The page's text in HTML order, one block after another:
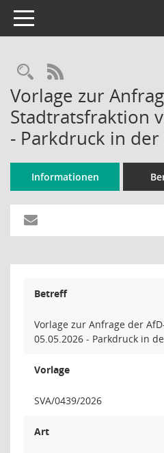
Toggle navigation
Rechercheauswahl
RSS-Feed
Vorlage zur
Stadtratsfraktion
- Parkdruck in
Informationen
Betreff
Vorlage zur Anfrage der
05.05.2026 - Parkdruck in
Vorlage
SVA/0439/2026
Art